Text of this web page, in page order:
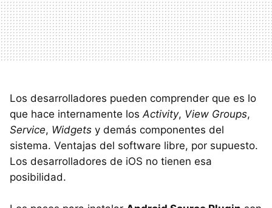
Los desarrolladores pueden comprender que es lo
que hace internamente losActivity, View Groups,
Service, Widgets y demás componentes del
sistema. Ventajas del software libre, por supuesto.
Los desarrolladores de iOS no tienen esa
posibilidad.